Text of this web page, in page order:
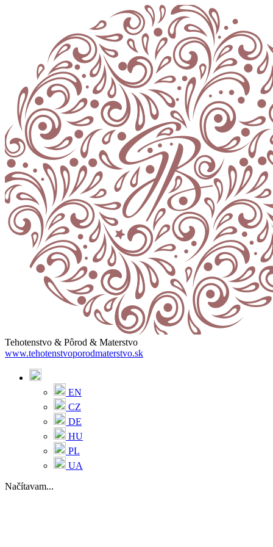
Tehotenstvo & Pôrod & Materstvo
www.tehotenstvoporodmaterstvo.sk
EN
CZ
DE
HU
PL
UA
Načítavam...